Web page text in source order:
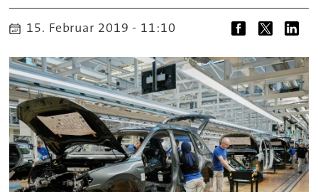
15. Februar 2019 - 11:10